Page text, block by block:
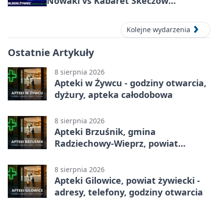
Kolejne wydarzenia
Ostatnie Artykuły
8 sierpnia 2026
Apteki w Żywcu - godziny otwarcia,
dyżury, apteka całodobowa
8 sierpnia 2026
Apteki Brzuśnik, gmina
Radziechowy-Wieprz, powiat
otwarcia
8 sierpnia 2026
Apteki Gilowice, powiat żywiecki -
adresy, telefony, godziny otwarcia